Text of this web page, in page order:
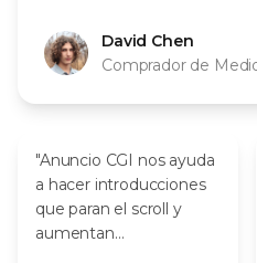
David Chen
Comprador de
"Anuncio CGI nos ayuda
a hacer introducciones
que paran el scroll y
aumentan